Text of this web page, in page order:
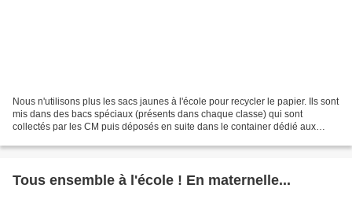
Nous n'utilisons plus les sacs jaunes à l'école pour recycler le papier. Ils sont
mis dans des bacs spéciaux (présents dans chaque classe) qui sont
collectés par les CM puis déposés en suite dans le container dédié aux
Tous ensemble à l'école ! En maternelle...